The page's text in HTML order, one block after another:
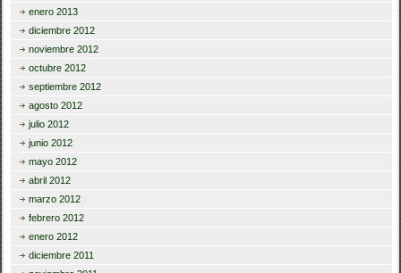
enero 2013
diciembre 2012
noviembre 2012
octubre 2012
septiembre 2012
agosto 2012
julio 2012
junio 2012
mayo 2012
abril 2012
marzo 2012
febrero 2012
enero 2012
diciembre 2011